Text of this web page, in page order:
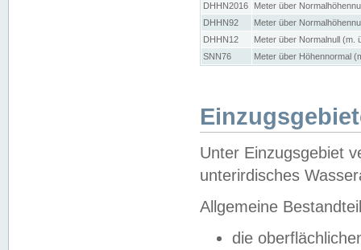
DHHN2016
Meter über
DHHN92
Meter über
DHHN12
Meter über Normalnull (m.
SNN76
Meter über Höhennormal
Unter Einzugsgebiet
unterirdisches
Allgemeine
die